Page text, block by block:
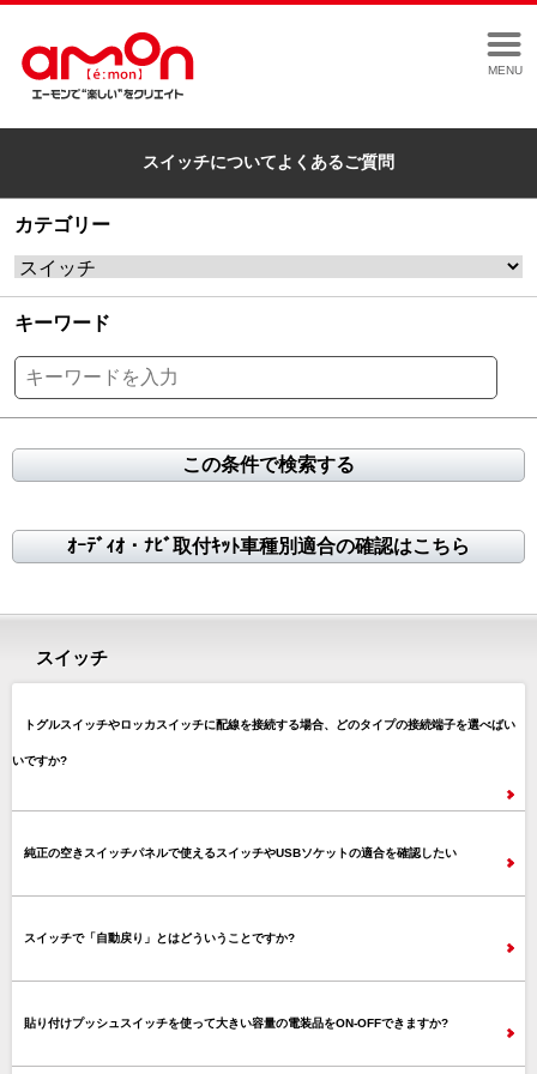
MENU
スイッチについてよくあるご質問
カテゴリー
キーワード
この条件で検索する
ｵｰﾃﾞｨｵ・ﾅﾋﾞ取付ｷｯﾄ車種別適合の確認はこちら
スイッチ
トグルスイッチやロッカスイッチに配線を接続する場合、どのタイプの接続端子を選べばい
いですか?
純正の空きスイッチパネルで使えるスイッチやUSBソケットの適合を確認したい
スイッチで「自動戻り」とはどういうことですか?
貼り付けプッシュスイッチを使って大きい容量の電装品をON-OFFできますか?